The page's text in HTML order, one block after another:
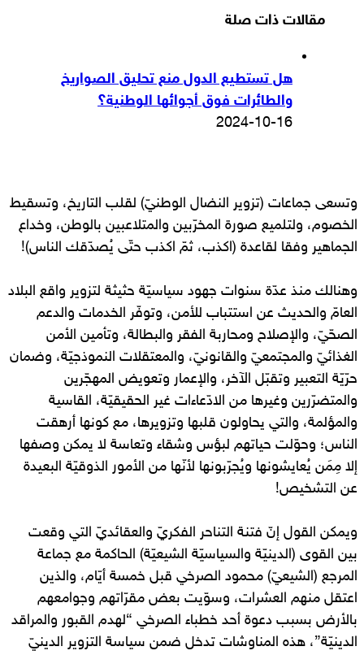
مقالات ذات صلة
هل تستطيع الدول منع تحليق الصواريخ
والطائرات فوق أجوائها الوطنية؟
2024-10-16
وتسعى جماعات (تزوير النضال الوطنيّ) لقلب التاريخ، وتسقيط
الخصوم، ولتلميع صورة المخرّبين والمتلاعبين بالوطن، وخداع
الجماهير وفقا لقاعدة (اكذب، ثمّ اكذب حتّى يُصدّقك الناس)!
وهنالك منذ عدّة سنوات جهود سياسيّة حثيثة لتزوير واقع البلاد
العامّ والحديث عن استتباب للأمن، وتوفّر الخدمات والدعم
الصحّيّ، والإصلاح ومحاربة الفقر والبطالة، وتأمين الأمن
الغذائيّ والمجتمعيّ والقانونيّ، والمعتقلات النموذجيّة، وضمان
حرّيّة التعبير وتقبّل الآخر، والإعمار وتعويض المهجّرين
والمتضرّرين وغيرها من الادّعاءات غير الحقيقيّة، القاسية
والمؤلمة، والتي يحاولون قلبها وتزويرها، مع كونها أرهقت
الناس؛ وحوّلت حياتهم لبؤس وشقاء وتعاسة لا يمكن وصفها
إلا مِمَن يُعايشونها ويُجرّبونها لأنّها من الأمور الذوقيّة البعيدة
عن التشخيص!
ويمكن القول إنّ فتنة التناحر الفكريّ والعقائديّ التي وقعت
بين القوى (الدينيّة والسياسيّة الشيعيّة) الحاكمة مع جماعة
المرجع (الشيعيّ) محمود الصرخي قبل خمسة أيّام، والذين
اعتقل منهم العشرات، وسوّيت بعض مقرّاتهم وجوامعهم
بالأرض بسبب دعوة أحد خطباء الصرخي “لهدم القبور والمراقد
الدينيّة”، هذه المناوشات تدخل ضمن سياسة التزوير الدينيّ